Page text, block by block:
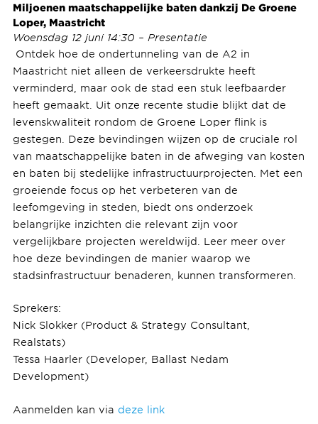
Miljoenen maatschappelijke baten dankzij De Groene
Loper, Maastricht
Woensdag 12 juni 14:30 – Presentatie
Ontdek hoe de ondertunneling van de A2 in
Maastricht niet alleen de verkeersdrukte heeft
verminderd, maar ook de stad een stuk leefbaarder
heeft gemaakt. Uit onze recente studie blijkt dat de
levenskwaliteit rondom de Groene Loper flink is
gestegen. Deze bevindingen wijzen op de cruciale rol
van maatschappelijke baten in de afweging van kosten
en baten bij stedelijke infrastructuurprojecten. Met een
groeiende focus op het verbeteren van de
leefomgeving in steden, biedt ons onderzoek
belangrijke inzichten die relevant zijn voor
vergelijkbare projecten wereldwijd. Leer meer over
hoe deze bevindingen de manier waarop we
stadsinfrastructuur benaderen, kunnen transformeren.
Sprekers:
Nick Slokker (Product & Strategy Consultant,
Realstats)
Tessa Haarler (Developer, Ballast Nedam
Development)
Aanmelden kan via deze link